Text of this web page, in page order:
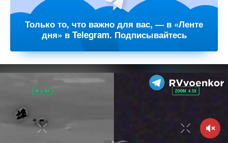
Только то, что важно для вас, — в «Ленте
дня» в Telegram. Подписывайтесь